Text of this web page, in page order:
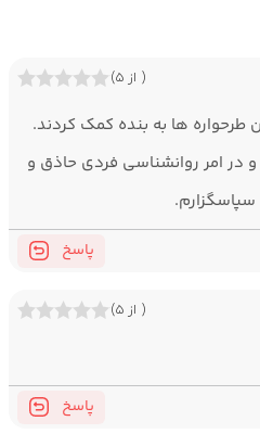
مراجع
مسائل
الگوهای فردی
( از ۵)
طرحواره ها به بنده کمک کردند.
در امر روانشناسی فردی حاذق و
سپاسگزارم.
پاسخ
( از ۵)
پاسخ